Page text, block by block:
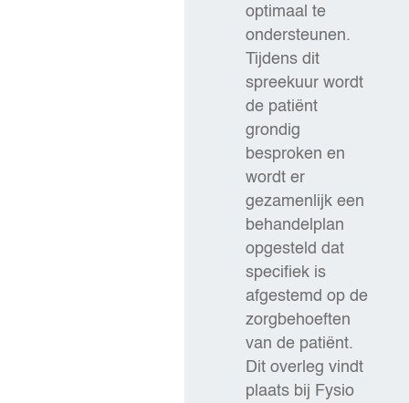
optimaal te
ondersteunen.
Tijdens dit
spreekuur wordt
de patiënt
grondig
besproken en
wordt er
gezamenlijk een
behandelplan
opgesteld dat
specifiek is
afgestemd op de
zorgbehoeften
van de patiënt.
Dit overleg vindt
plaats bij Fysio